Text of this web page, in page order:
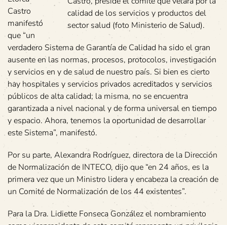
calidad de los servicios y productos del
sector salud (foto Ministerio de Salud).
Castro
manifestó
que “un
verdadero Sistema de Garantía de Calidad ha sido el gran
ausente en las normas, procesos, protocolos, investigación
y servicios en y de salud de nuestro país. Si bien es cierto
hay hospitales y servicios privados acreditados y servicios
públicos de alta calidad; la misma, no se encuentra
garantizada a nivel nacional y de forma universal en tiempo
y espacio. Ahora, tenemos la oportunidad de desarrollar
este Sistema”, manifestó.
Por su parte, Alexandra Rodríguez, directora de la Dirección
de Normalización de INTECO, dijo que “en 24 años, es la
primera vez que un Ministro lidera y encabeza la creación de
un Comité de Normalización de los 44 existentes”.
Para la Dra. Lidiette Fonseca González el nombramiento